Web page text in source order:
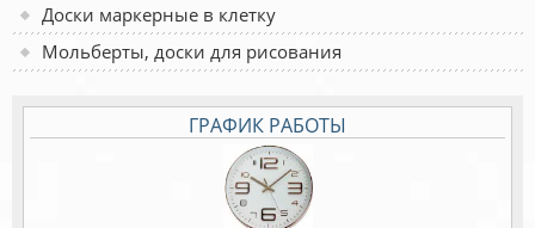
Доски маркерные в клетку
Мольберты, доски для рисования
ГРАФИК РАБОТЫ